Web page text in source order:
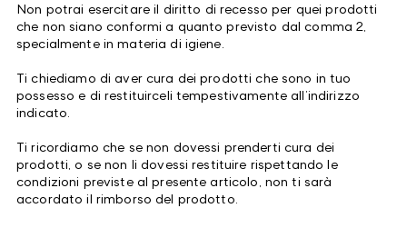
Non potrai esercitare il diritto di recesso per quei prodotti
che non siano conformi a quanto previsto dal comma 2,
specialmente in materia di igiene.
Ti chiediamo di aver cura dei prodotti che sono in tuo
possesso e di restituirceli tempestivamente all’indirizzo
indicato.
Ti ricordiamo che se non dovessi prenderti cura dei
prodotti, o se non li dovessi restituire rispettando le
condizioni previste al presente articolo, non ti sarà
accordato il rimborso del prodotto.